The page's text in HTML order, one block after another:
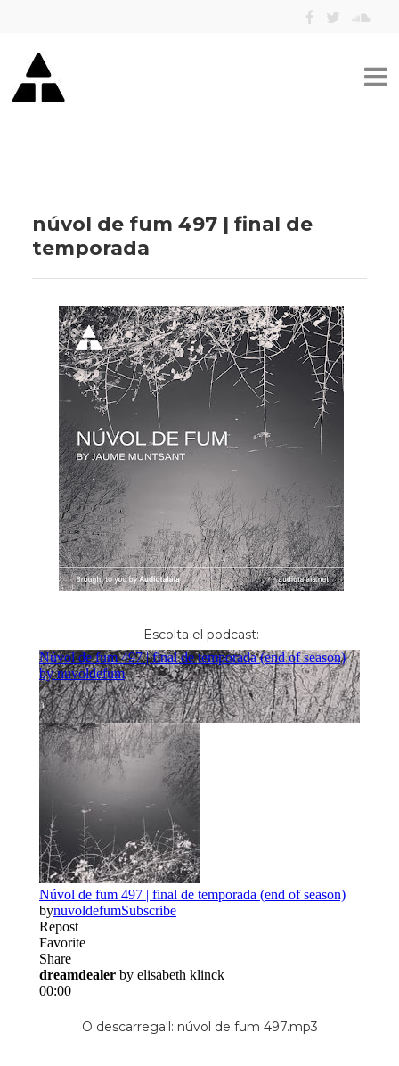
núvol de fum 497 | final de
temporada
Escolta el podcast:
O descarrega'l: núvol de fum 497.mp3